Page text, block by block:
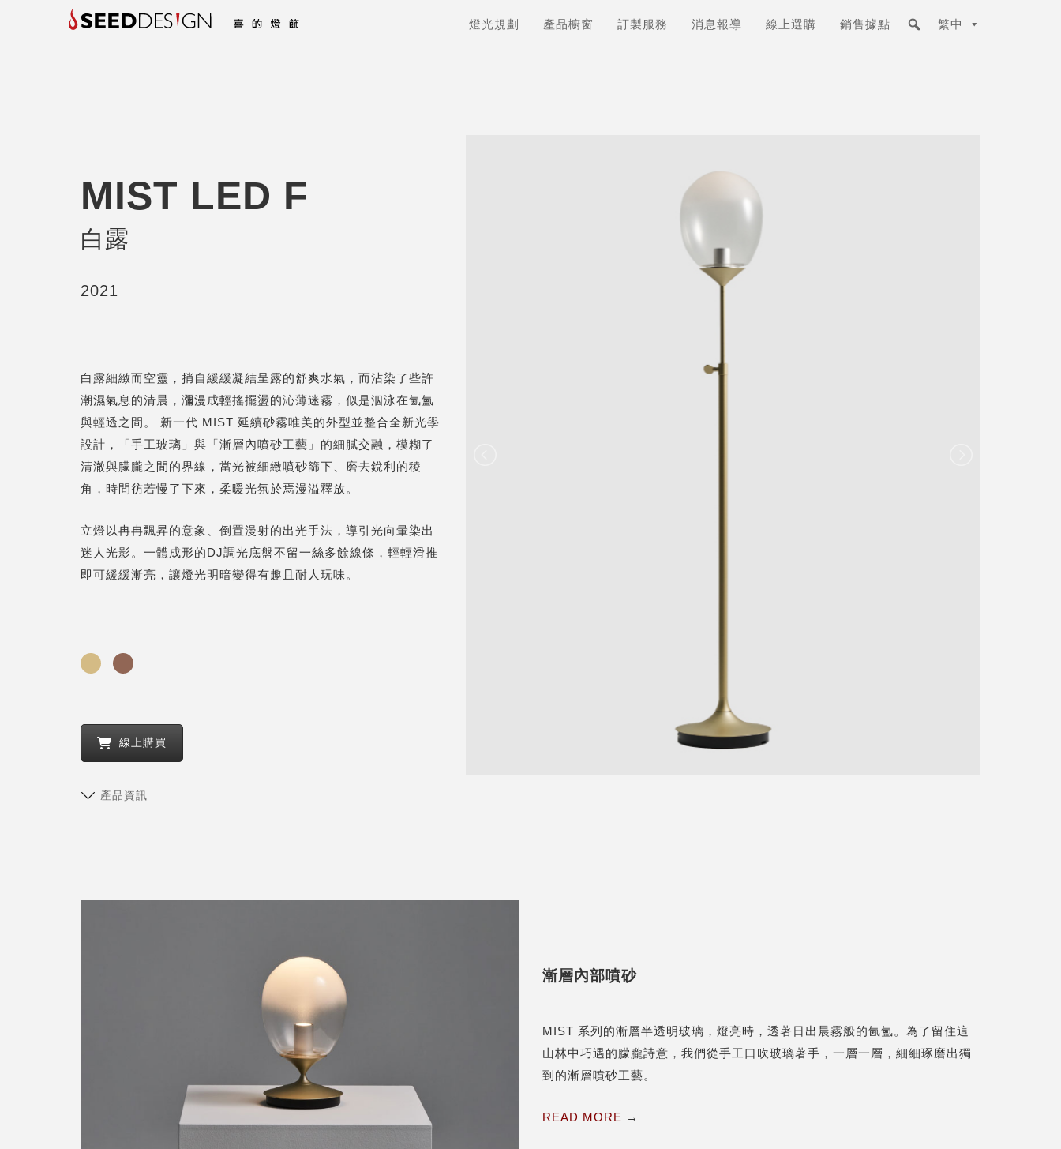
燈光規劃 產品櫥窗 訂製服務 消息報導 線上選購 銷售據點 繁中
MIST LED F
白露
2021
白露細緻而空靈，捎自緩緩凝結呈露的舒爽水氣，而沾染了些許
潮濕氣息的清晨，瀰漫成輕搖擺盪的沁薄迷霧，似是泅泳在氤氳
與輕透之間。 新一代 MIST 延續砂霧唯美的外型並整合全新光學
設計，「手工玻璃」與「漸層內噴砂工藝」的細膩交融，模糊了
清澈與朦朧之間的界線，當光被細緻噴砂篩下、磨去銳利的稜
角，時間彷若慢了下來，柔暖光氛於焉漫溢釋放。
立燈以冉冉飄昇的意象、倒置漫射的出光手法，導引光向暈染出
迷人光影。一體成形的DJ調光底盤不留一絲多餘線條，輕輕滑推
即可緩緩漸亮，讓燈光明暗變得有趣且耐人玩味。
線上購買
產品資訊
漸層內部噴砂
MIST 系列的漸層半透明玻璃，燈亮時，透著日出晨霧般的氤氳。為了留住這
山林中巧遇的朦朧詩意，我們從手工口吹玻璃著手，一層一層，細細琢磨出獨
到的漸層噴砂工藝。
READ MORE →